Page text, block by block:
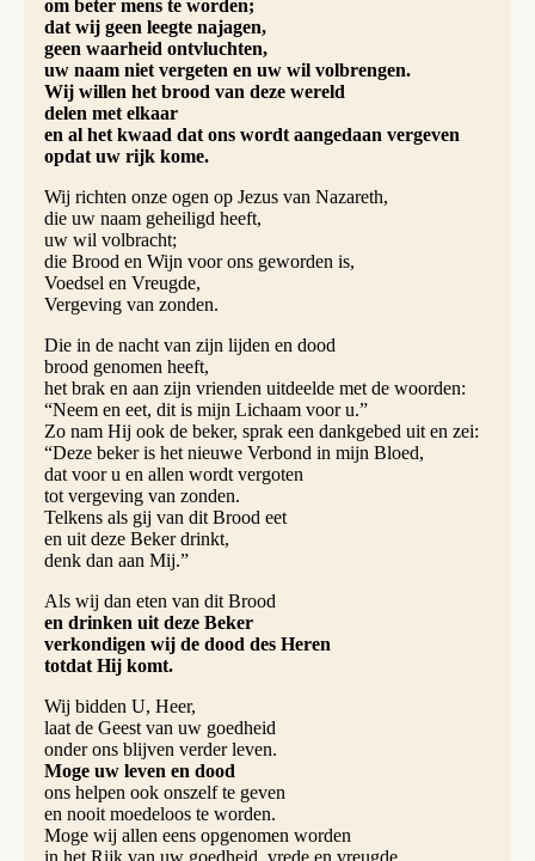
om beter mens te worden;
dat wij geen leegte najagen,
geen waarheid ontvluchten,
uw naam niet vergeten en uw wil volbrengen.
Wij willen het brood van deze wereld
delen met elkaar
en al het kwaad dat ons wordt aangedaan vergeven
opdat uw rijk kome.
Wij richten onze ogen op Jezus van Nazareth,
die uw naam geheiligd heeft,
uw wil volbracht;
die Brood en Wijn voor ons geworden is,
Voedsel en Vreugde,
Vergeving van zonden.
Die in de nacht van zijn lijden en dood
brood genomen heeft,
het brak en aan zijn vrienden uitdeelde met de woorden:
“Neem en eet, dit is mijn Lichaam voor u.”
Zo nam Hij ook de beker, sprak een dankgebed uit en zei:
“Deze beker is het nieuwe Verbond in mijn Bloed,
dat voor u en allen wordt vergoten
tot vergeving van zonden.
Telkens als gij van dit Brood eet
en uit deze Beker drinkt,
denk dan aan Mij.”
Als wij dan eten van dit Brood
en drinken uit deze Beker
verkondigen wij de dood des Heren
totdat Hij komt.
Wij bidden U, Heer,
laat de Geest van uw goedheid
onder ons blijven verder leven.
Moge uw leven en dood
ons helpen ook onszelf te geven
en nooit moedeloos te worden.
Moge wij allen eens opgenomen worden
in het Rijk van uw goedheid, vrede en vreugde.